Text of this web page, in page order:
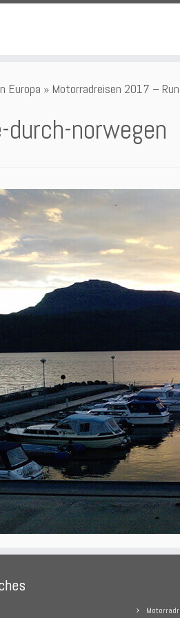
Europa » Motorradreisen 2017 –
norwegen